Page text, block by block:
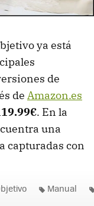
ya está
de
de Amazon.es
. En la
una
capturadas con
Manual